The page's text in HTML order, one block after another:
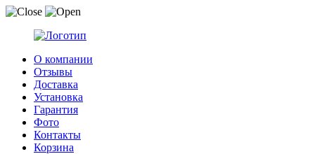
О компании
Отзывы
Доставка
Установка
Гарантия
Фото
Контакты
Корзина